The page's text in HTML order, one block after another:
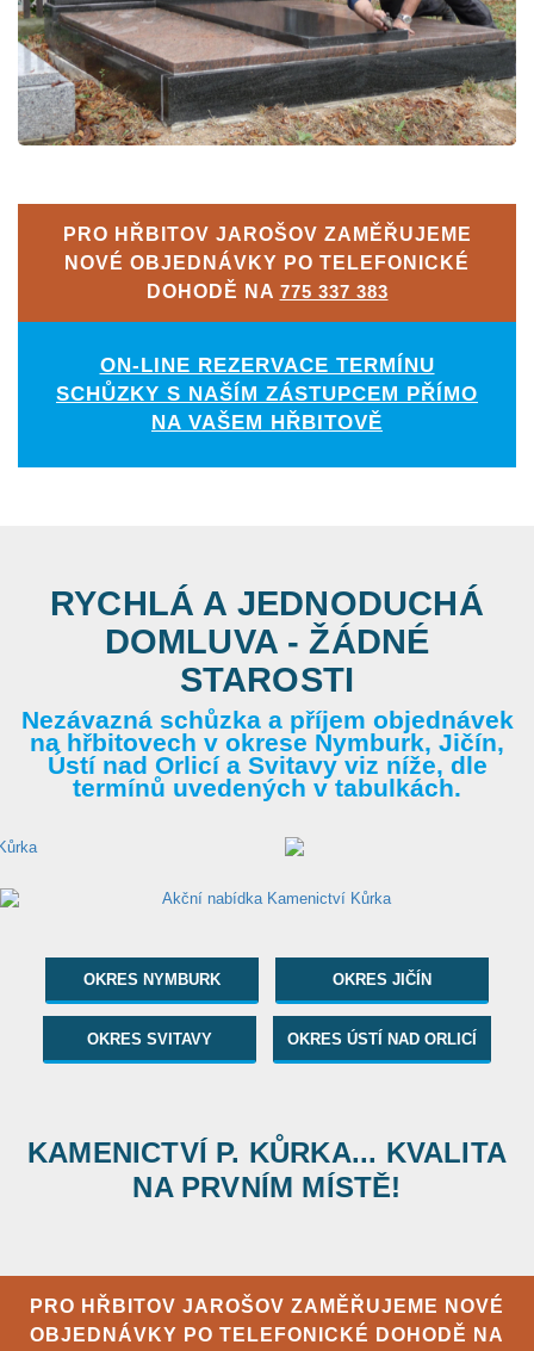
PRO HŘBITOV JAROŠOV ZAMĚŘUJEME
NOVÉ OBJEDNÁVKY PO TELEFONICKÉ
DOHODĚ NA 775 337 383
ON-LINE REZERVACE TERMÍNU
SCHŮZKY S NAŠÍM ZÁSTUPCEM PŘÍMO
NA VAŠEM HŘBITOVĚ
RYCHLÁ A JEDNODUCHÁ
DOMLUVA - ŽÁDNÉ
STAROSTI
Nezávazná schůzka a příjem objednávek
na hřbitovech v okrese Nymburk, Jičín,
Ústí nad Orlicí a Svitavy viz níže, dle
termínů uvedených v tabulkách.
OKRES NYMBURK OKRES JIČÍN
OKRES SVITAVY OKRES ÚSTÍ NAD ORLICÍ
KAMENICTVÍ P. KŮRKA... KVALITA
NA PRVNÍM MÍSTĚ!
PRO HŘBITOV JAROŠOV ZAMĚŘUJEME NOVÉ
OBJEDNÁVKY PO TELEFONICKÉ DOHODĚ NA